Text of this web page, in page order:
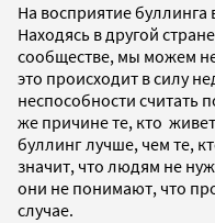
На восприятие буллинга
Находясь в другой
сообществе, мы можем
это происходит в силу
неспособности считать
же причине те, кто
буллинг лучше, чем те,
значит, что людям не
они не понимают, что
случае.